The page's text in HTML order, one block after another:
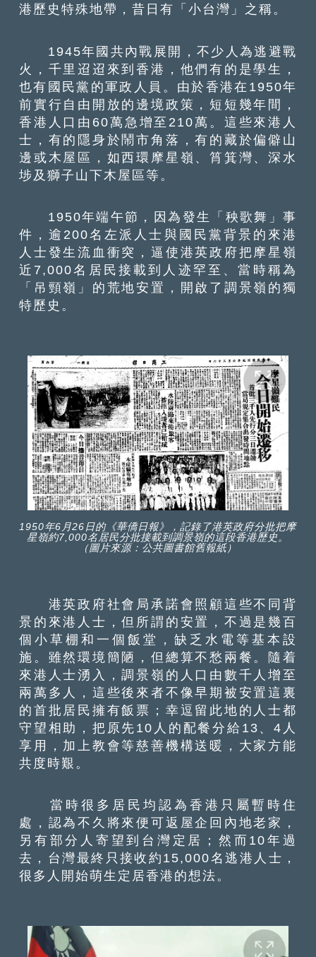
港歷史特殊地帶，昔日有「小台灣」之稱。
1945年國共內戰展開，不少人為逃避戰
火，千里迢迢來到香港，他們有的是學生，
也有國民黨的軍政人員。由於香港在1950年
前實行自由開放的邊境政策，短短幾年間，
香港人口由60萬急增至210萬。這些來港人
士，有的隱身於鬧市角落，有的藏於偏僻山
邊或木屋區，如西環摩星嶺、筲箕灣、深水
埗及獅子山下木屋區等。
1950年端午節，因為發生「秧歌舞」事
件，逾200名左派人士與國民黨背景的來港
人士發生流血衝突，逼使港英政府把摩星嶺
近7,000名居民接載到人迹罕至、當時稱為
「吊頸嶺」的荒地安置，開啟了調景嶺的獨
特歷史。
1950年6月26日的《華僑日報》，記錄了港英政府分批把摩
星嶺約7,000名居民分批接載到調景嶺的這段香港歷史。
（圖片來源：公共圖書館舊報紙）
港英政府社會局承諾會照顧這些不同背
景的來港人士，但所謂的安置，不過是幾百
個小草棚和一個飯堂，缺乏水電等基本設
施。雖然環境簡陋，但總算不愁兩餐。隨着
來港人士湧入，調景嶺的人口由數千人增至
兩萬多人，這些後來者不像早期被安置這裏
的首批居民擁有飯票；幸逗留此地的人士都
守望相助，把原先10人的配餐分給13、4人
享用，加上教會等慈善機構送暖，大家方能
共度時艱。
當時很多居民均認為香港只屬暫時住
處，認為不久將來便可返屋企回內地老家，
另有部分人寄望到台灣定居；然而10年過
去，台灣最終只接收約15,000名逃港人士，
很多人開始萌生定居香港的想法。